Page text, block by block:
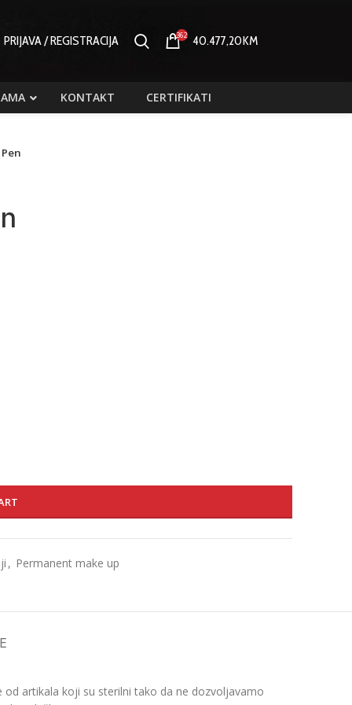
PRIJAVA / REGISTRACIJA 362 40.477,20KM
KONTAKT CERTIFIKATI
, Permanent make up
artikala koji su sterilni tako da ne dozvoljavamo